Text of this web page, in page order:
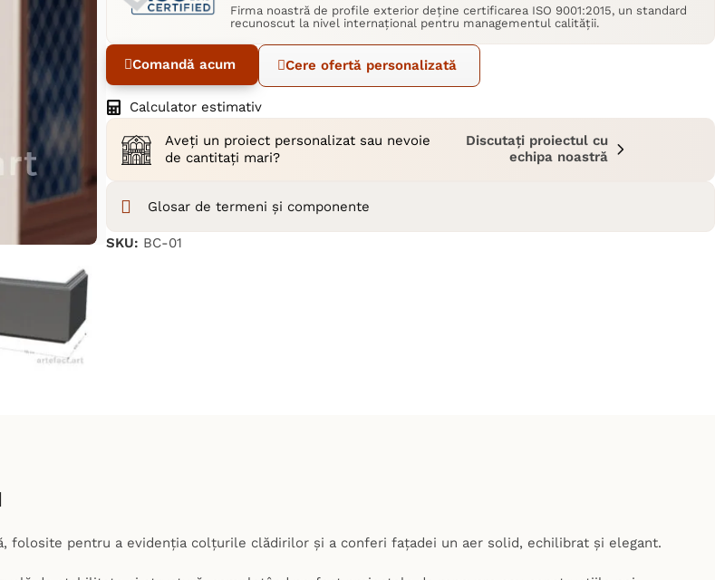
Firma noastră de profile exterior deține certificarea ISO 9001:2015, un standard
recunoscut la nivel internațional pentru managementul calității.
Comandă acum Cere ofertă personalizată
Calculator estimativ
Aveți un proiect personalizat sau nevoie
de cantitați mari?
Discutați proiectul cu
echipa noastră
Glosar de termeni și componente
SKU: BC-01
folosite pentru a evidenția colțurile clădirilor și a conferi fațadei un aer solid, echilibrat și elegant.